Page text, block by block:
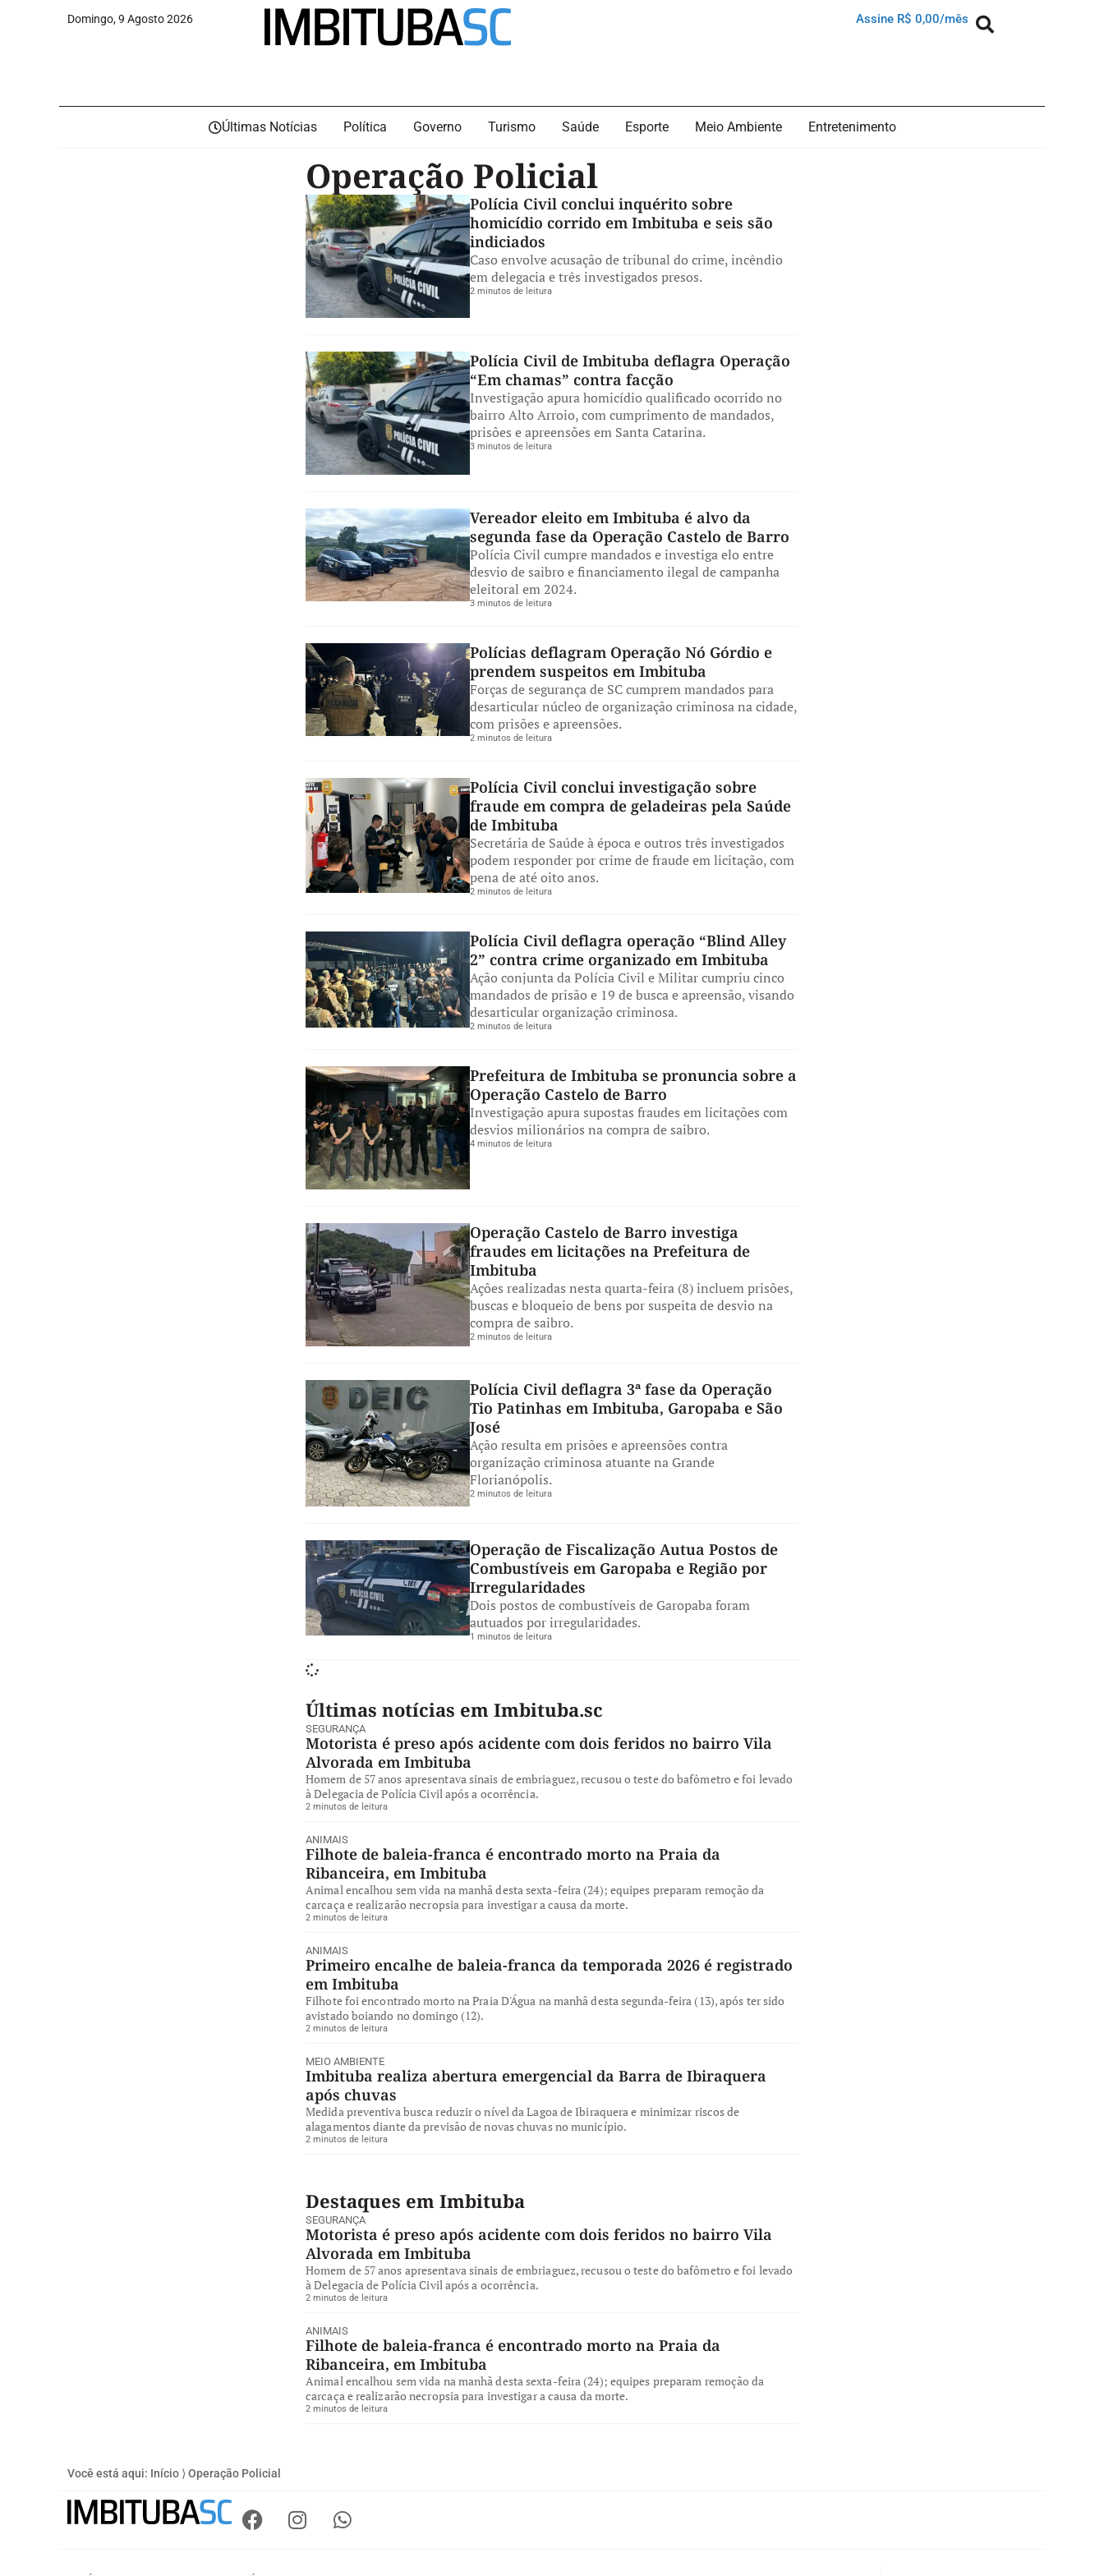
Domingo, 9 Agosto 2026 Assine R$ 0,00/mês
Últimas Notícias Política Governo Turismo Saúde Esporte Meio Ambiente Entretenimento
Operação Policial
Polícia Civil conclui inquérito sobre
homicídio corrido em Imbituba e seis são
indiciados
Caso envolve acusação de tribunal do crime, incêndio
em delegacia e três investigados presos.
2 minutos de leitura
Polícia Civil de Imbituba deflagra Operação
“Em chamas” contra facção
Investigação apura homicídio qualificado ocorrido no
bairro Alto Arroio, com cumprimento de mandados,
prisões e apreensões em Santa Catarina.
3 minutos de leitura
Vereador eleito em Imbituba é alvo da
segunda fase da Operação Castelo de Barro
Polícia Civil cumpre mandados e investiga elo entre
desvio de saibro e financiamento ilegal de campanha
eleitoral em 2024.
3 minutos de leitura
Polícias deflagram Operação Nó Górdio e
prendem suspeitos em Imbituba
Forças de segurança de SC cumprem mandados para
desarticular núcleo de organização criminosa na cidade,
com prisões e apreensões.
2 minutos de leitura
Polícia Civil conclui investigação sobre
fraude em compra de geladeiras pela Saúde
de Imbituba
Secretária de Saúde à época e outros três investigados
podem responder por crime de fraude em licitação, com
pena de até oito anos.
2 minutos de leitura
Polícia Civil deflagra operação “Blind Alley
2” contra crime organizado em Imbituba
Ação conjunta da Polícia Civil e Militar cumpriu cinco
mandados de prisão e 19 de busca e apreensão, visando
desarticular organização criminosa.
2 minutos de leitura
Prefeitura de Imbituba se pronuncia sobre a
Operação Castelo de Barro
Investigação apura supostas fraudes em licitações com
desvios milionários na compra de saibro.
4 minutos de leitura
Operação Castelo de Barro investiga
fraudes em licitações na Prefeitura de
Imbituba
Ações realizadas nesta quarta-feira (8) incluem prisões,
buscas e bloqueio de bens por suspeita de desvio na
compra de saibro.
2 minutos de leitura
Polícia Civil deflagra 3ª fase da Operação
Tio Patinhas em Imbituba, Garopaba e São
José
Ação resulta em prisões e apreensões contra
organização criminosa atuante na Grande
Florianópolis.
2 minutos de leitura
Operação de Fiscalização Autua Postos de
Combustíveis em Garopaba e Região por
Irregularidades
Dois postos de combustíveis de Garopaba foram
autuados por irregularidades.
1 minutos de leitura
Últimas notícias em Imbituba.sc
SEGURANÇA
Motorista é preso após acidente com dois feridos no bairro Vila
Alvorada em Imbituba
Homem de 57 anos apresentava sinais de embriaguez, recusou o teste do bafômetro e foi levado
à Delegacia de Polícia Civil após a ocorrência.
2 minutos de leitura
ANIMAIS
Filhote de baleia-franca é encontrado morto na Praia da
Ribanceira, em Imbituba
Animal encalhou sem vida na manhã desta sexta-feira (24); equipes preparam remoção da
carcaça e realizarão necropsia para investigar a causa da morte.
2 minutos de leitura
ANIMAIS
Primeiro encalhe de baleia-franca da temporada 2026 é registrado
em Imbituba
Filhote foi encontrado morto na Praia D'Água na manhã desta segunda-feira (13), após ter sido
avistado boiando no domingo (12).
2 minutos de leitura
MEIO AMBIENTE
Imbituba realiza abertura emergencial da Barra de Ibiraquera
após chuvas
Medida preventiva busca reduzir o nível da Lagoa de Ibiraquera e minimizar riscos de
alagamentos diante da previsão de novas chuvas no município.
2 minutos de leitura
Destaques em Imbituba
SEGURANÇA
Motorista é preso após acidente com dois feridos no bairro Vila
Alvorada em Imbituba
Homem de 57 anos apresentava sinais de embriaguez, recusou o teste do bafômetro e foi levado
à Delegacia de Polícia Civil após a ocorrência.
2 minutos de leitura
ANIMAIS
Filhote de baleia-franca é encontrado morto na Praia da
Ribanceira, em Imbituba
Animal encalhou sem vida na manhã desta sexta-feira (24); equipes preparam remoção da
carcaça e realizarão necropsia para investigar a causa da morte.
2 minutos de leitura
Você está aqui: Início ⟩ Operação Policial